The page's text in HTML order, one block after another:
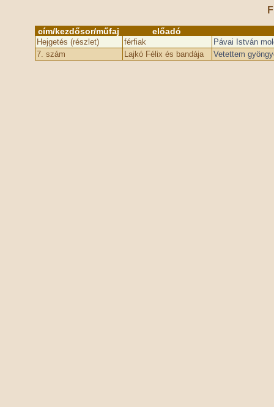
cím/kezdősor/műfaj előadó
Hejgetés (részlet) férfiak
Pávai István
7. szám
Lajkó Félix és bandája Vetettem